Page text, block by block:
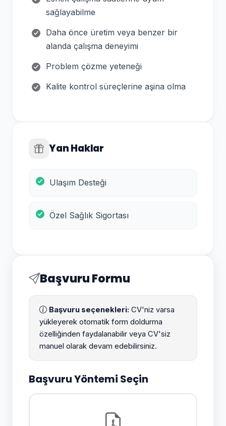
sağlayabilme
Daha önce üretim veya benzer bir
alanda çalışma deneyimi
Problem çözme yeteneği
Kalite kontrol süreçlerine aşina olma
Yan Haklar
Ulaşım Desteği
Özel Sağlık Sigortası
Başvuru Formu
Başvuru seçenekleri: CV'niz varsa
yükleyerek otomatik form doldurma
özelliğinden faydalanabilir veya CV'siz
manuel olarak devam edebilirsiniz.
Başvuru Yöntemi Seçin